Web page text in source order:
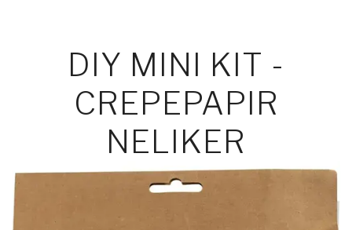
DIY MINI KIT -
CREPEPAPIR
NELIKER